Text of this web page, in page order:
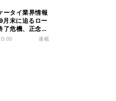
ータイ業界情報
月末に迫るロー
了危機、正念場
モバイルはどう
連載